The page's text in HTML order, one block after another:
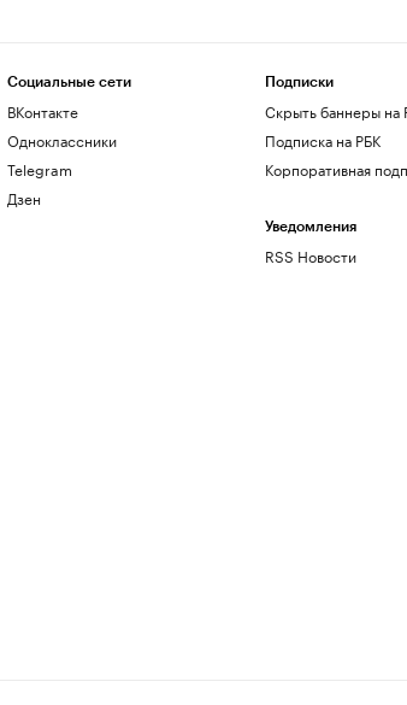
Социальные сети
ВКонтакте
Одноклассники
Telegram
Дзен
Подписки
Скрыть баннеры на
Подписка на РБК
Корпоративная
Уведомления
RSS Новости